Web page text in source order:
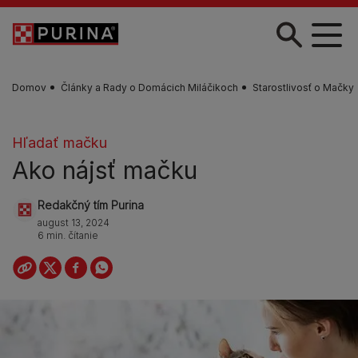
Skočiť na hlavný obsah
Domov Články a Rady o Domácich Miláčikoch Starostlivosť o Mačky
Hľadať mačku
Ako nájsť mačku
Redakčný tím Purina
august 13, 2024
6 min. čítanie